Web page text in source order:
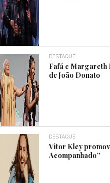
DESTAQUE
Fafá e Margareth
de João Donato
DESTAQUE
Vitor Kley
Acompanhado”